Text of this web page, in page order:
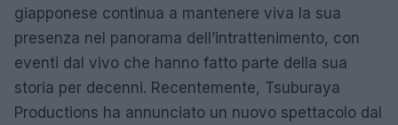
giapponese continua a mantenere viva la sua
presenza nel panorama dell’intrattenimento, con
eventi dal vivo che hanno fatto parte della sua
storia per decenni. Recentemente, Tsuburaya
Productions ha annunciato un nuovo spettacolo dal